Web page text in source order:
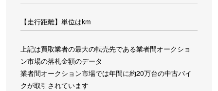
【走行距離】単位はkm
上記は買取業者の最大の転売先である業者間オークショ
ン市場の落札金額のデータ
業者間オークション市場では年間に約20万台の中古バイ
クが取引されています